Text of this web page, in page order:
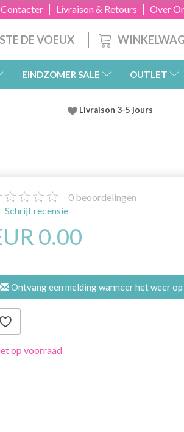
Over
Livraison & Retours
DE VOEUX
EINDZOMER SALE OUTLET
Livraison 3-5 jours
0 beoordelingen
Schrijf recensie
0.00
Ontvang een melding wanneer het weer
op voorraad